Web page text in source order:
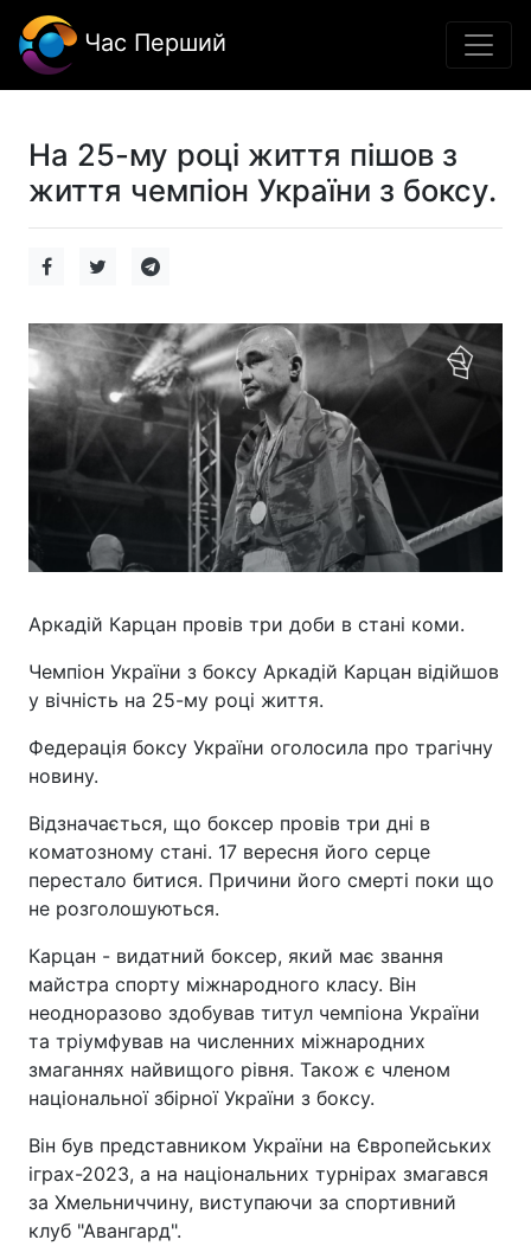
Час Перший
На 25-му році життя пішов з
життя чемпіон України з боксу.
Аркадій Карцан провів три доби в стані коми.
Чемпіон України з боксу Аркадій Карцан відійшов
у вічність на 25-му році життя.
Федерація боксу України оголосила про трагічну
новину.
Відзначається, що боксер провів три дні в
коматозному стані. 17 вересня його серце
перестало битися. Причини його смерті поки що
не розголошуються.
Карцан - видатний боксер, який має звання
майстра спорту міжнародного класу. Він
неодноразово здобував титул чемпіона України
та тріумфував на численних міжнародних
змаганнях найвищого рівня. Також є членом
національної збірної України з боксу.
Він був представником України на Європейських
іграх-2023, а на національних турнірах змагався
за Хмельниччину, виступаючи за спортивний
клуб "Авангард".